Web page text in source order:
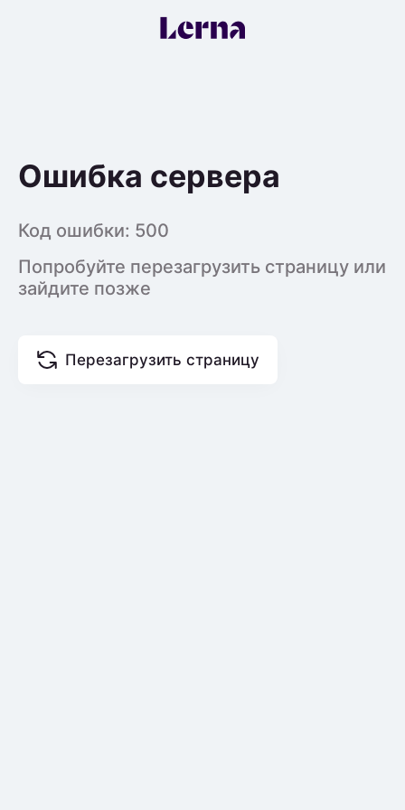
Ошибка сервера
Код ошибки: 500
Попробуйте перезагрузить страницу или
зайдите позже
Перезагрузить страницу